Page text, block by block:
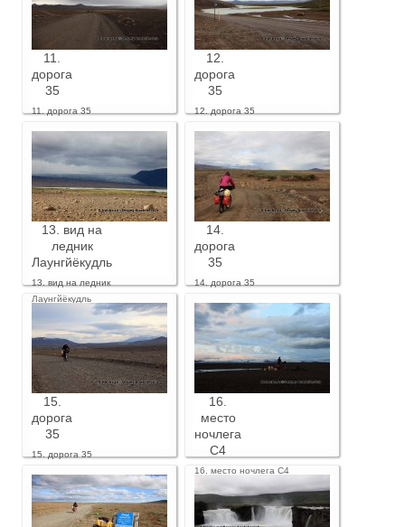
11.
дорога
35
11. дорога 35
12.
дорога
35
12. дорога 35
13. вид на
ледник
Лаунгйёкудль
13. вид на ледник
Лаунгйёкудль
14.
дорога
35
14. дорога 35
15.
дорога
35
15. дорога 35
16.
место
ночлега
С4
16. место ночлега С4